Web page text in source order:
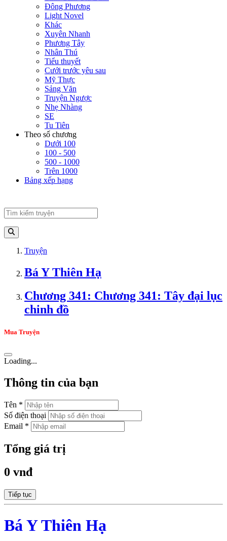
Đông Phương
Light Novel
Khác
Xuyên Nhanh
Phương Tây
Nhân Thú
Tiểu thuyết
Cưới trước yêu sau
Mỹ Thực
Sảng Văn
Truyện Ngược
Nhẹ Nhàng
SE
Tu Tiên
Theo số chương
Dưới 100
100 - 500
500 - 1000
Trên 1000
Bảng xếp hạng
Truyện
Bá Y Thiên Hạ
Chương 341: Chương 341: Tây đại lục
chinh đồ
Mua Truyện
Loading...
Thông tin của bạn
Tên *
Số điện thoại
Email *
Tổng giá trị
0 vnđ
Tiếp tục
Bá Y Thiên Hạ